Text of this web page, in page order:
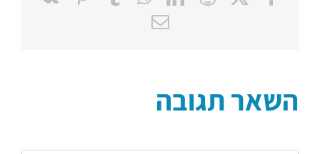
כתובת
השאר תגובה